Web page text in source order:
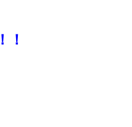
！